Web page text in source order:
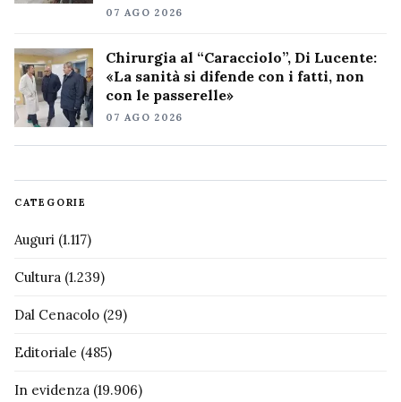
07 AGO 2026
Chirurgia al “Caracciolo”, Di Lucente:
«La sanità si difende con i fatti, non
con le passerelle»
07 AGO 2026
CATEGORIE
Auguri (1.117)
Cultura (1.239)
Dal Cenacolo (29)
Editoriale (485)
In evidenza (19.906)